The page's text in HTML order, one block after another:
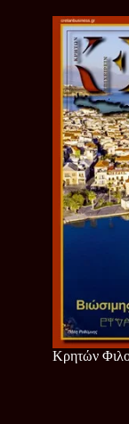
Κρητών